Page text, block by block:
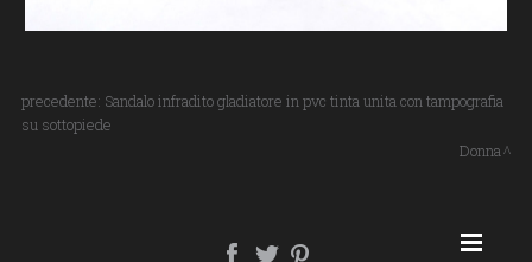
precedente: Sandalo infradito gladiatore in pvc tinta unita con tampografia
su sottopiede
Donna